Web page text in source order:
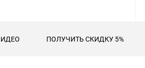
ПОЛУЧИТЬ СКИДКУ 5%